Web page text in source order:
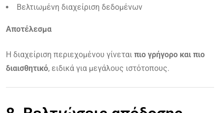
Βελτιωμένη διαχείριση δεδομένων
Αποτέλεσμα
Η διαχείριση περιεχομένου γίνεται πιο γρήγορο και πιο
διαισθητικό, ειδικά για μεγάλους ιστότοπους.